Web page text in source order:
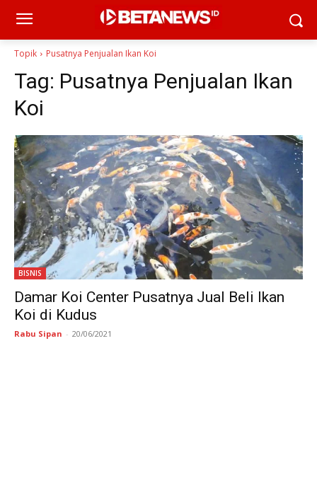
Topik Pusatnya Penjualan Ikan Koi
Tag: Pusatnya Penjualan Ikan
Koi
BISNIS
Damar Koi Center Pusatnya Jual Beli Ikan
Koi di Kudus
Rabu Sipan - 20/06/2021